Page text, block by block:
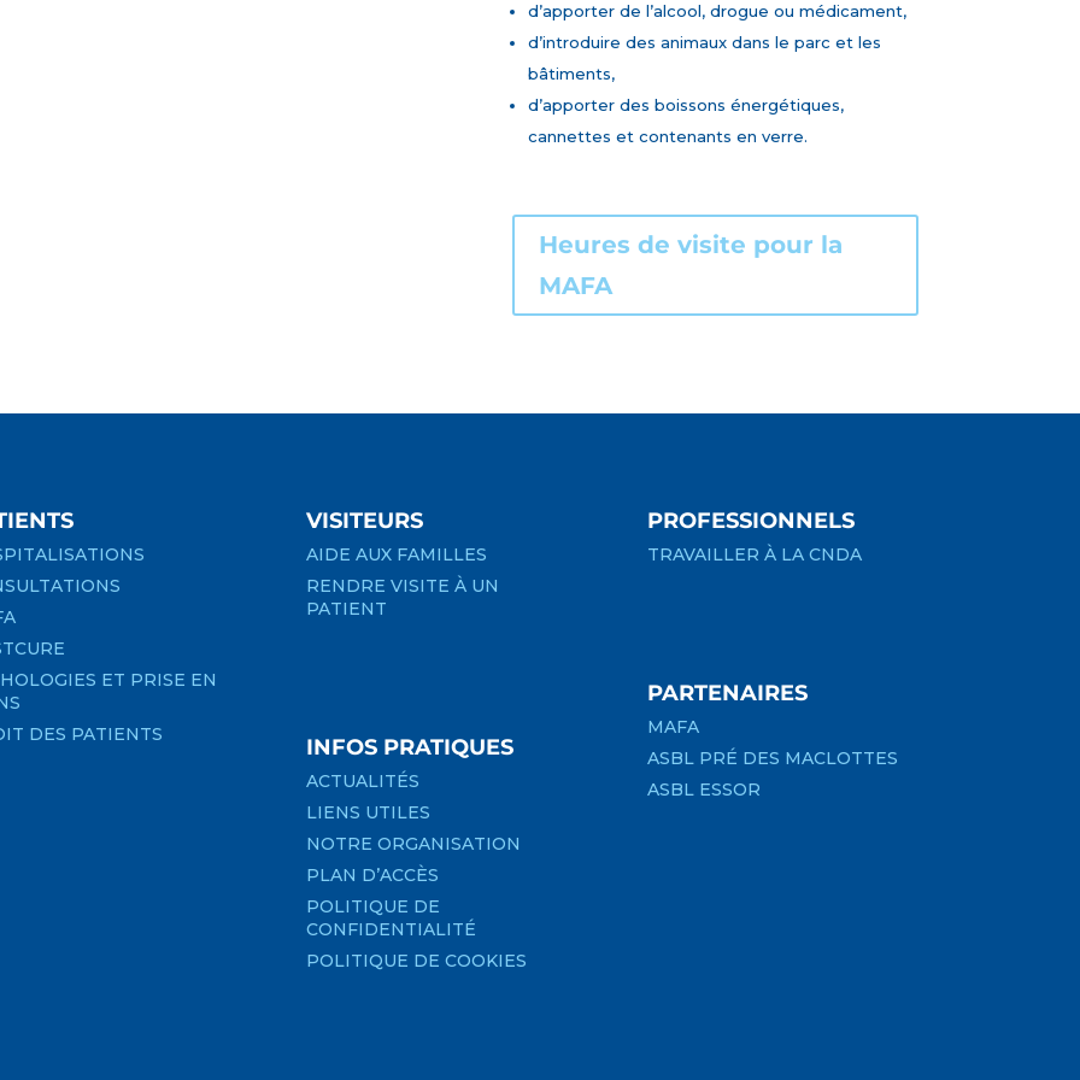
d’apporter de l’alcool, drogue ou médicament,
d’introduire des animaux dans le parc et les
bâtiments,
d’apporter des boissons énergétiques,
cannettes et contenants en verre.
Heures de visite pour la
MAFA
ET PRISE EN
DES PATIENTS
VISITEURS
AIDE AUX FAMILLES
RENDRE VISITE À UN
PATIENT
INFOS PRATIQUES
ACTUALITÉS
LIENS UTILES
NOTRE ORGANISATION
PLAN D’ACCÈS
POLITIQUE DE
CONFIDENTIALITÉ
POLITIQUE DE COOKIES
PROFESSIONNELS
TRAVAILLER À LA CNDA
PARTENAIRES
MAFA
ASBL PRÉ DES MACLOTTES
ASBL ESSOR